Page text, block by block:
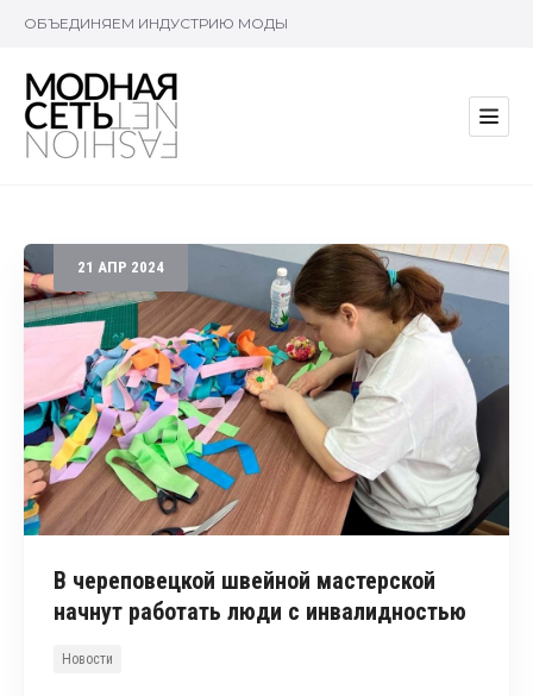
ОБЪЕДИНЯЕМ ИНДУСТРИЮ МОДЫ
21 АПР 2024
В череповецкой швейной мастерской
начнут работать люди с инвалидностью
Новости